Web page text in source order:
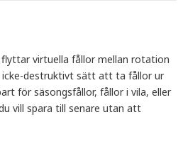
flyttar virtuella fållor mellan rotation
destruktivt sätt att ta fållor ur
för säsongsfållor, fållor i vila, eller
vill spara till senare utan att